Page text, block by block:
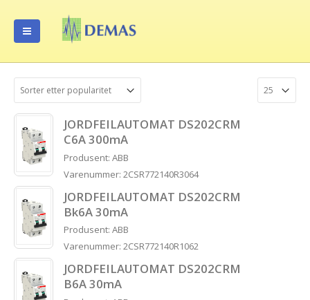
JORDFEILAUTOMAT DS202CRM
C6A 300mA
Produsent: ABB
Varenummer: 2CSR772140R3064
JORDFEILAUTOMAT DS202CRM
Bk6A 30mA
Produsent: ABB
Varenummer: 2CSR772140R1062
JORDFEILAUTOMAT DS202CRM
B6A 30mA